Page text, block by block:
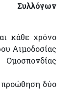
Συλλόγων
κάθε χρόνο
Αιμοδοσίας
δύο